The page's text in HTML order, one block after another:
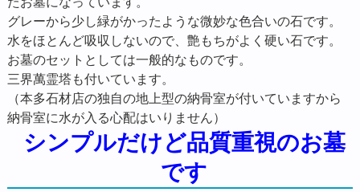
グレーから少し緑がかったような微妙な色合いの石です。
水をほとんど吸収しないので、艶もちがよく硬い石です。
お墓のセットとしては一般的なものです。
三界萬霊塔も付いています。
（本多石材店の独自の地上型の納骨室が付いていますから
納骨室に水が入る心配はいりません）
シンプルだけど品質重視のお墓
です